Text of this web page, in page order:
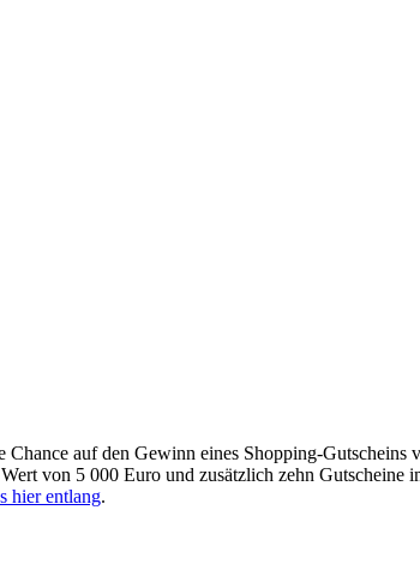
auf den Gewinn eines Shopping-
von 5 000 Euro und zusätzlich zehn
hier entlang.